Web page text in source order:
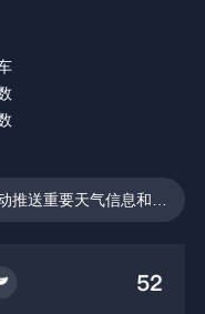
推送重要天气信息和生